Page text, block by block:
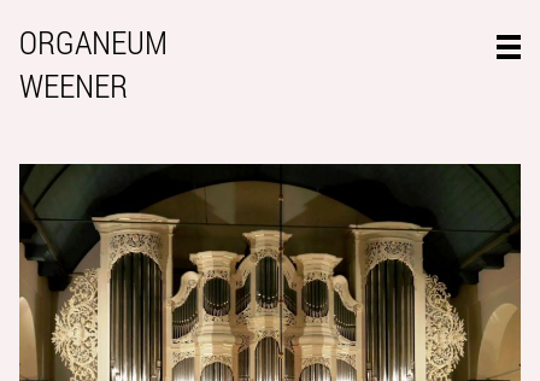
ORGANEUM
WEENER